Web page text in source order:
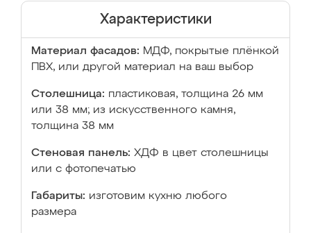
Характеристики
Материал фасадов: МДФ, покрытые плёнкой
ПВХ, или другой материал на ваш выбор
Столешница: пластиковая, толщина 26 мм
или 38 мм; из искусственного камня,
толщина 38 мм
Стеновая панель: ХДФ в цвет столешницы
или с фотопечатью
Габариты: изготовим кухню любого
размера